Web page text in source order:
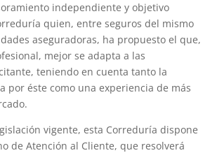
independiente y objetivo
quien, entre seguros del mismo
aseguradoras, ha propuesto el que,
mejor se adapta a las
teniendo en cuenta tanto la
por éste como una experiencia de más
vigente, esta Correduría dispone
de Atención al Cliente, que resolverá